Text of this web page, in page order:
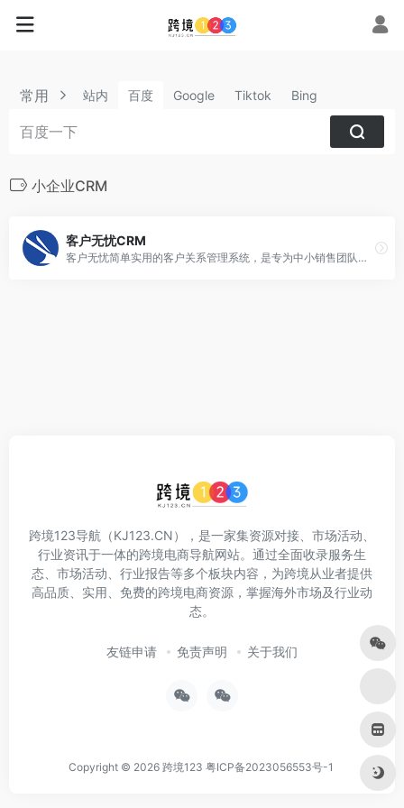
常用 站内 百度 Google Tiktok Bing
小企业CRM
客户无忧CRM
客户无忧简单实用的客户关系管理系统，是专为中小销售团队设计的，提供客户资料管理、联系跟进管理、投诉管理、销售机会、短信群发等其它相关功能!
跨境123导航（KJ123.CN），是一家集资源对接、市场活动、
行业资讯于一体的跨境电商导航网站。通过全面收录服务生
态、市场活动、行业报告等多个板块内容，为跨境从业者提供
高品质、实用、免费的跨境电商资源，掌握海外市场及行业动
态。
友链申请 免责声明 关于我们
Copyright © 2026 跨境123 粤ICP备2023056553号-1